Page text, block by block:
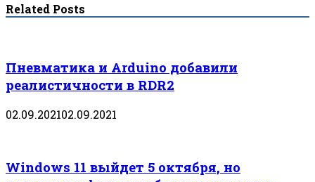
Related Posts
Пневматика и Arduino добавили
реалистичности в RDR2
02.09.202102.09.2021
Windows 11 выйдет 5 октября, но